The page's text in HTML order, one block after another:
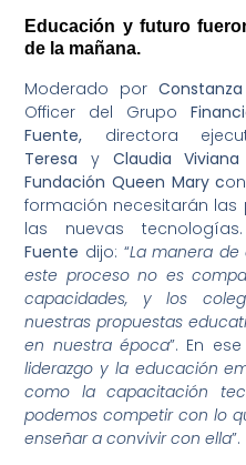
Educación y futuro
de la mañana.
Moderado por
Officer del Grupo
Fuente, directora
Teresa y Claudia
Fundación Queen Mary c
formación necesitarán
las nuevas
Fuente dijo: “La manera
este proceso no es
capacidades, y los
nuestras propuestas
en nuestra época”. En
liderazgo y la educación
como la capacitación
podemos competir con lo
enseñar a convivir con ella”.